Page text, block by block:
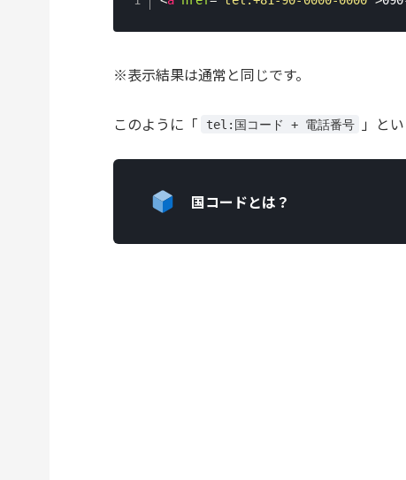
※表示結果は通常と同じです。
このように「 tel:国コード + 電話番号 」と
国コードとは？